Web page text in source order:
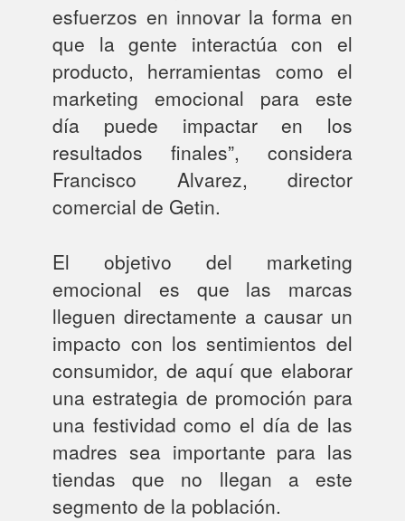
esfuerzos en innovar la forma en
que la gente interactúa con el
producto, herramientas como el
marketing emocional para este
día puede impactar en los
resultados finales”, considera
Francisco Alvarez, director
comercial de Getin.
El objetivo del marketing
emocional es que las marcas
lleguen directamente a causar un
impacto con los sentimientos del
consumidor, de aquí que elaborar
una estrategia de promoción para
una festividad como el día de las
madres sea importante para las
tiendas que no llegan a este
segmento de la población.